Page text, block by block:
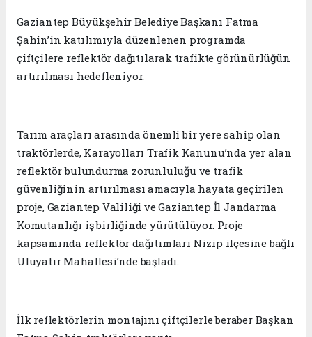
Gaziantep Büyükşehir Belediye Başkanı Fatma
Şahin’in katılımıyla düzenlenen programda
çiftçilere reflektör dağıtılarak trafikte görünürlüğün
artırılması hedefleniyor.
Tarım araçları arasında önemli bir yere sahip olan
traktörlerde, Karayolları Trafik Kanunu’nda yer alan
reflektör bulundurma zorunluluğu ve trafik
güvenliğinin artırılması amacıyla hayata geçirilen
proje, Gaziantep Valiliği ve Gaziantep İl Jandarma
Komutanlığı iş birliğinde yürütülüyor. Proje
kapsamında reflektör dağıtımları Nizip ilçesine bağlı
Uluyatır Mahallesi’nde başladı.
İlk reflektörlerin montajını çiftçilerle beraber Başkan